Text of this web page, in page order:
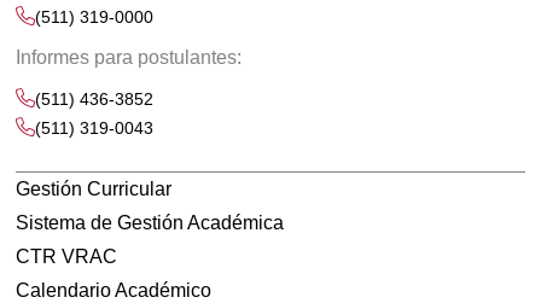
(511) 319-0000
Informes para postulantes:
(511) 436-3852
(511) 319-0043
Gestión Curricular
Sistema de Gestión Académica
CTR VRAC
Calendario Académico